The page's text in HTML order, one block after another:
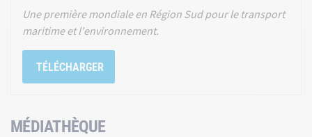
Une première mondiale en Région Sud pour le transport
maritime et l'environnement.
TÉLÉCHARGER
MÉDIATHÈQUE